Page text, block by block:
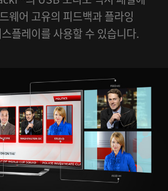
웨어 고유의 피드백과 플라잉
플레이를 사용할 수 있습니다.